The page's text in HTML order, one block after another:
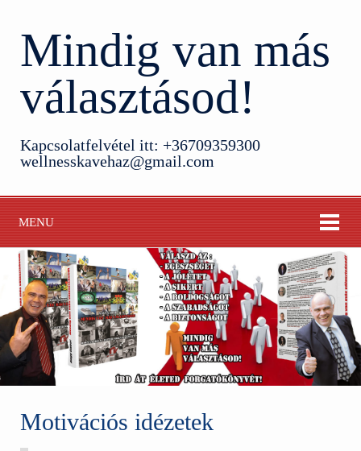
Mindig van más
választásod!
Kapcsolatfelvétel itt: +36709359300
wellnesskavehaz@gmail.com
MENU
Motivációs idézetek